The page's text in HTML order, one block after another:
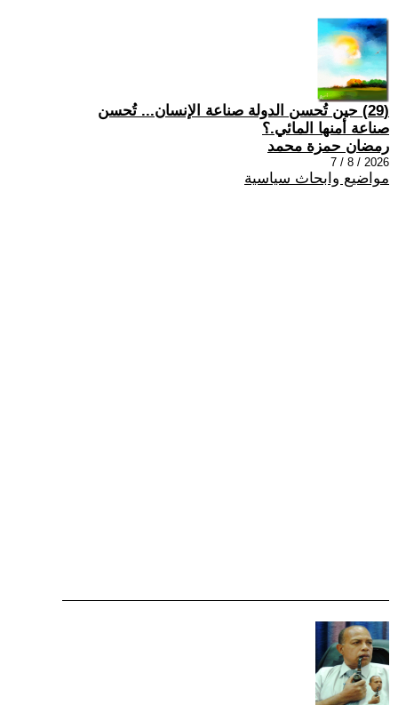
(29) حين تُحسن الدولة صناعة الإنسان... تُحسن
صناعة أمنها المائي.؟
رمضان حمزة محمد
2026 / 8 / 7
مواضيع وابحاث سياسية